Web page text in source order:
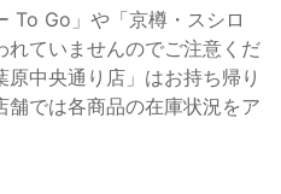
To Go」や「京樽・スシロ
れていませんのでご注意くだ
中央通り店」はお持ち帰り
では各商品の在庫状況をア